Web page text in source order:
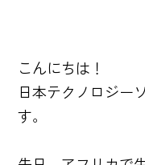
こんにちは！
日本テクノロジー
す。